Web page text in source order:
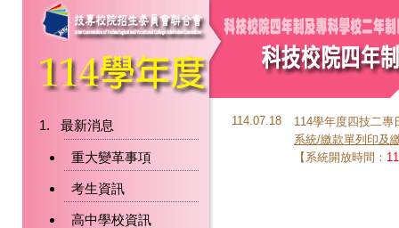
最新消息
重大變革事項
考生資訊
高中學校資訊
114.07.18
114學年度四技二
系統/繳款單列印及
【系統開放時間：